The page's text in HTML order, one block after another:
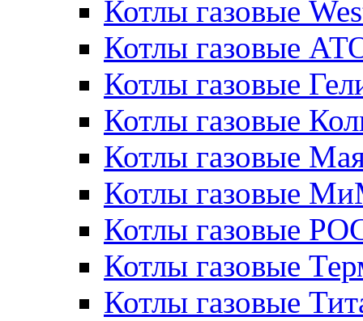
Котлы газовые
Котлы газовые
Котлы газовые
Котлы газовые
Котлы газовые
Котлы газовые
Котлы газовые
Котлы газовые
Котлы газовые